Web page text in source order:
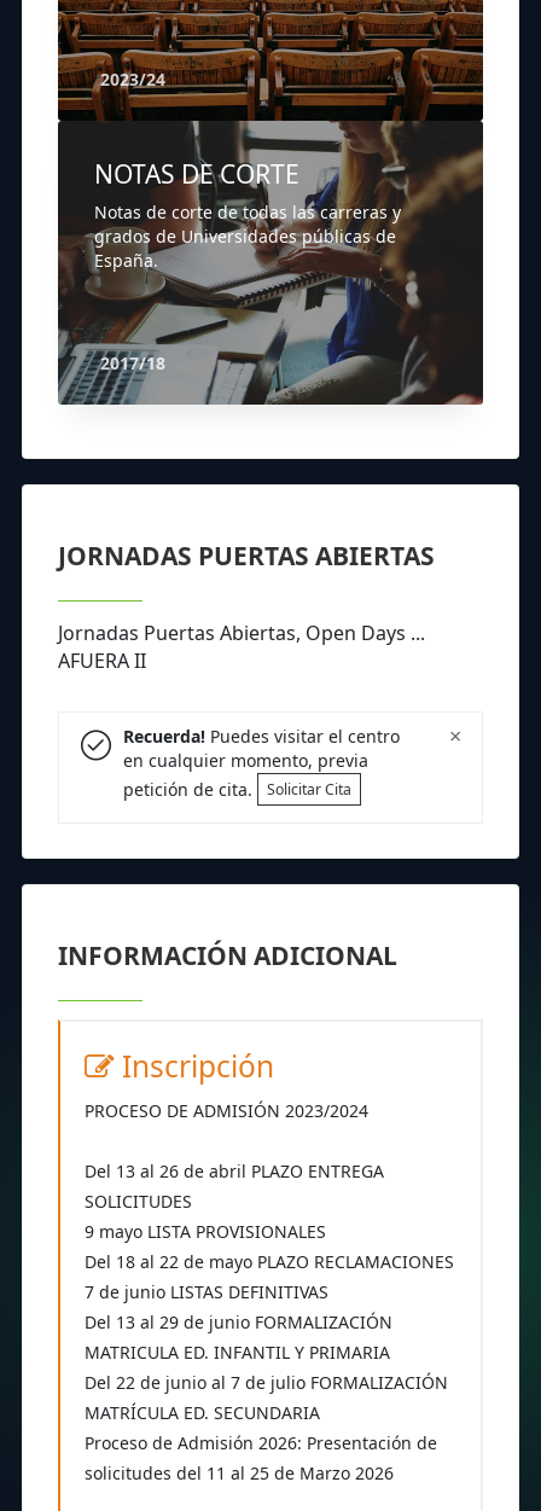
2023/24
NOTAS DE CORTE
Notas de corte de todas las carreras y
grados de Universidades públicas de
España.
2017/18
JORNADAS PUERTAS ABIERTAS
Jornadas Puertas Abiertas, Open Days ...
AFUERA II
×
Recuerda!Puedes visitar el centro
en cualquier momento, previa
petición de cita.
Solicitar Cita
INFORMACIÓN ADICIONAL
Inscripción
PROCESO DE ADMISIÓN 2023/2024
Del 13 al 26 de abril PLAZO ENTREGA
SOLICITUDES
9 mayo LISTA PROVISIONALES
Del 18 al 22 de mayo PLAZO RECLAMACIONES
7 de junio LISTAS DEFINITIVAS
Del 13 al 29 de junio FORMALIZACIÓN
MATRICULA ED. INFANTIL Y PRIMARIA
Del 22 de junio al 7 de julio FORMALIZACIÓN
MATRÍCULA ED. SECUNDARIA
Proceso de Admisión 2026: Presentación de
solicitudes del 11 al 25 de Marzo 2026